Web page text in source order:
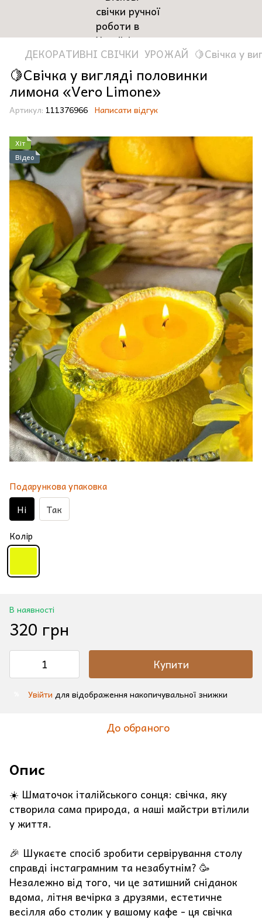
ДЕКОРАТИВНІ СВІЧКИ УРОЖАЙ 🍋Свічка у
🍋Свічка у вигляді половинки
лимона «Vero Limone»
Артикул: 111376966 Написати відгук
Хіт
Відео
Подарункова упаковка
Ні Так
Колір
В наявності
320 грн
Купити
Увійти для відображення накопичувальної знижки
До обраного
Опис
☀️ Шматочок італійського сонця: свічка, яку
створила сама природа, а наші майстри втілили
у життя.
🎉 Шукаєте спосіб зробити сервірування столу
справді інстаграмним та незабутнім? 🥳
Незалежно від того, чи це затишний сніданок
вдома, літня вечірка з друзями, естетичне
весілля або столик у вашому кафе - ця свічка